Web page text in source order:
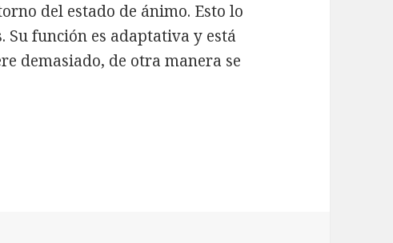
del estado de ánimo. Esto lo
Su función es adaptativa y está
demasiado, de otra manera se
a la economía del pensamiento con Sesha